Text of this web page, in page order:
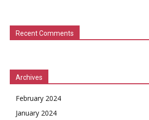
Recent Comments
Archives
February 2024
January 2024